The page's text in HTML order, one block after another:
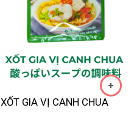
XỐT GIA VỊ CANH CHUA